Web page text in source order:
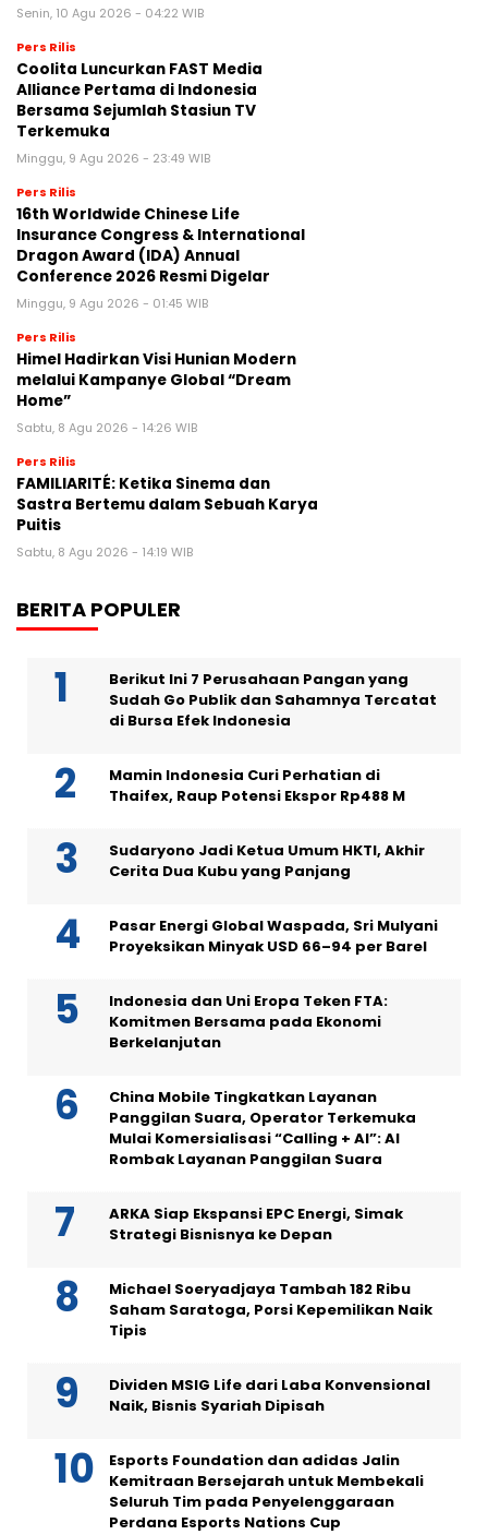
Senin, 10 Agu 2026 - 04:22 WIB
Pers Rilis
Coolita Luncurkan FAST Media
Alliance Pertama di Indonesia
Bersama Sejumlah Stasiun TV
Terkemuka
Minggu, 9 Agu 2026 - 23:49 WIB
Pers Rilis
16th Worldwide Chinese Life
Insurance Congress & International
Dragon Award (IDA) Annual
Conference 2026 Resmi Digelar
Minggu, 9 Agu 2026 - 01:45 WIB
Pers Rilis
Himel Hadirkan Visi Hunian Modern
melalui Kampanye Global “Dream
Home”
Sabtu, 8 Agu 2026 - 14:26 WIB
Pers Rilis
FAMILIARITÉ: Ketika Sinema dan
Sastra Bertemu dalam Sebuah Karya
Puitis
Sabtu, 8 Agu 2026 - 14:19 WIB
BERITA POPULER
Berikut Ini 7 Perusahaan Pangan yang
Sudah Go Publik dan Sahamnya Tercatat
di Bursa Efek Indonesia
Mamin Indonesia Curi Perhatian di
Thaifex, Raup Potensi Ekspor Rp488 M
Sudaryono Jadi Ketua Umum HKTI, Akhir
Cerita Dua Kubu yang Panjang
Pasar Energi Global Waspada, Sri Mulyani
Proyeksikan Minyak USD 66–94 per Barel
Indonesia dan Uni Eropa Teken FTA:
Komitmen Bersama pada Ekonomi
Berkelanjutan
China Mobile Tingkatkan Layanan
Panggilan Suara, Operator Terkemuka
Mulai Komersialisasi “Calling + AI”: AI
Rombak Layanan Panggilan Suara
ARKA Siap Ekspansi EPC Energi, Simak
Strategi Bisnisnya ke Depan
Michael Soeryadjaya Tambah 182 Ribu
Saham Saratoga, Porsi Kepemilikan Naik
Tipis
Dividen MSIG Life dari Laba Konvensional
Naik, Bisnis Syariah Dipisah
Esports Foundation dan adidas Jalin
Kemitraan Bersejarah untuk Membekali
Seluruh Tim pada Penyelenggaraan
Perdana Esports Nations Cup